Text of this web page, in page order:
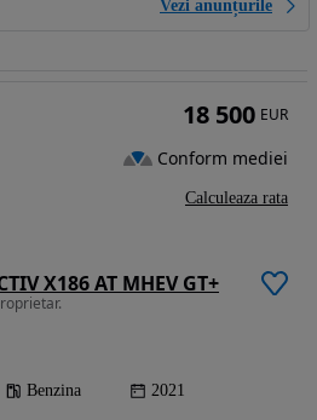
Vezi anunțurile
X186 AT MHEV GT+
Benzina 2021
18 500 EUR
Conform mediei
Calculeaza rata